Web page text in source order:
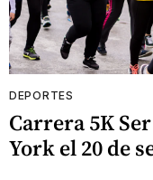
DEPORTES
Carrera 5K
York el 20 de